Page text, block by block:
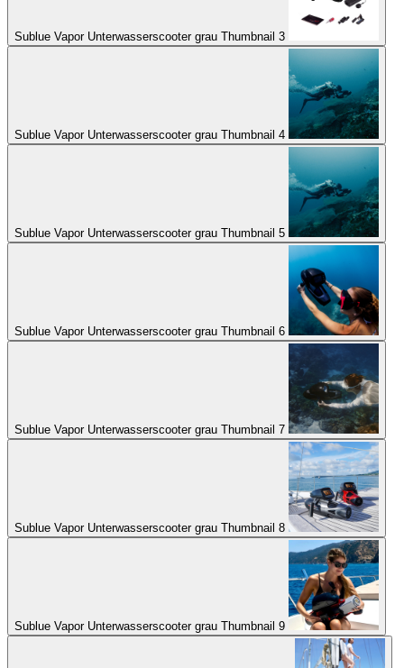
Sublue Vapor Unterwasserscooter grau Thumbnail 3
Sublue Vapor Unterwasserscooter grau Thumbnail 4
Sublue Vapor Unterwasserscooter grau Thumbnail 5
Sublue Vapor Unterwasserscooter grau Thumbnail 6
Sublue Vapor Unterwasserscooter grau Thumbnail 7
Sublue Vapor Unterwasserscooter grau Thumbnail 8
Sublue Vapor Unterwasserscooter grau Thumbnail 9